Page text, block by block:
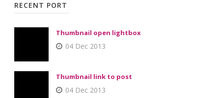
RECENT PORT
Thumbnail open lightbox
04 Dec 2013
Thumbnail link to post
04 Dec 2013